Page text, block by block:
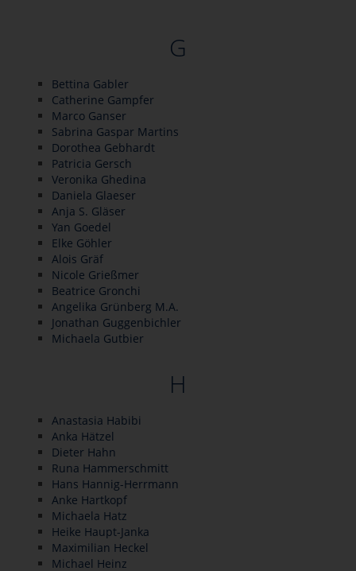
G
Bettina Gabler
Catherine Gampfer
Marco Ganser
Sabrina Gaspar Martins
Dorothea Gebhardt
Patricia Gersch
Veronika Ghedina
Daniela Glaeser
Anja S. Gläser
Yan Goedel
Elke Göhler
Alois Gräf
Nicole Grießmer
Beatrice Gronchi
Angelika Grünberg M.A.
Jonathan Guggenbichler
Michaela Gutbier
H
Anastasia Habibi
Anka Hätzel
Dieter Hahn
Runa Hammerschmitt
Hans Hannig-Herrmann
Anke Hartkopf
Michaela Hatz
Heike Haupt-Janka
Maximilian Heckel
Michael Heinz